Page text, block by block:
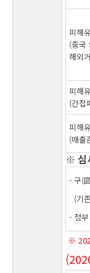
피해
(중국
해외
피해
(간접
피해
(매출
※ 심
- 구(
(기
- 정
※